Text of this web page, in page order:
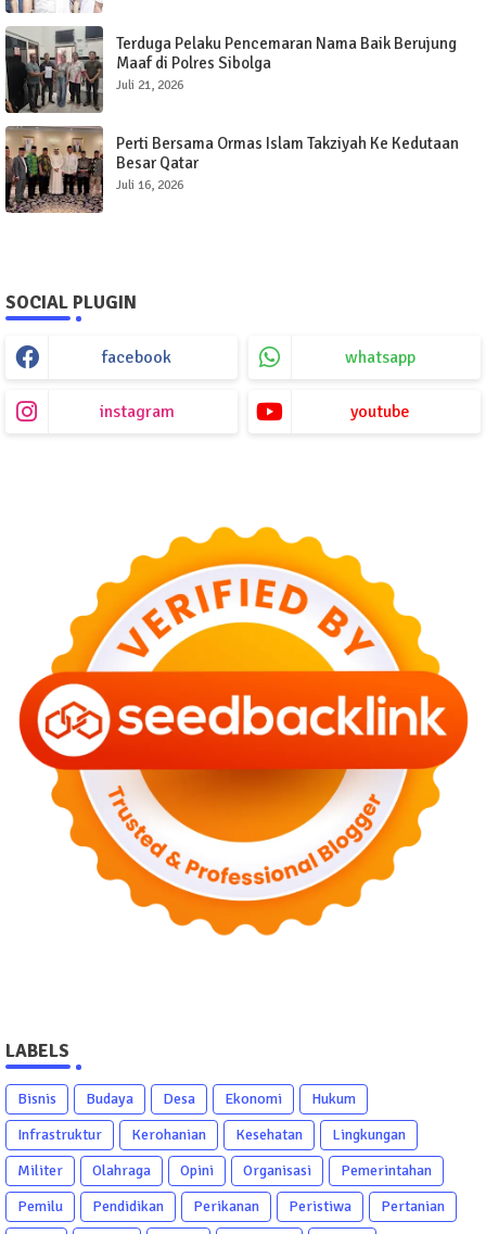
Terduga Pelaku Pencemaran Nama Baik Berujung
Maaf di Polres Sibolga
Juli 21, 2026
Perti Bersama Ormas Islam Takziyah Ke Kedutaan
Besar Qatar
Juli 16, 2026
SOCIAL PLUGIN
facebook whatsapp
instagram youtube
LABELS
Bisnis Budaya Desa Ekonomi
Hukum
Infrastruktur
Kerohanian Kesehatan
Lingkungan
Militer
Olahraga Opini Organisasi
Pemerintahan
Pemilu
Pendidikan Perikanan Peristiwa
Pertanian